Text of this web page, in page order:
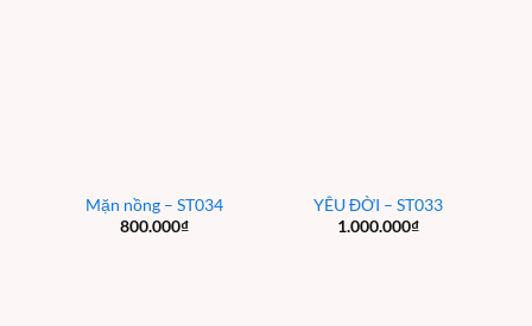
Mặn nồng – ST034
800.000₫
YÊU ĐỜI – ST033
1.000.000₫